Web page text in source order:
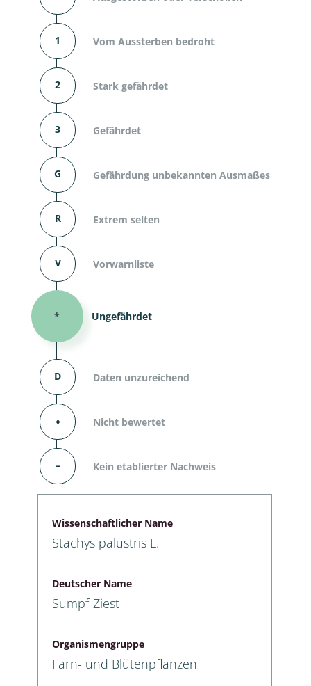
1 Vom Aussterben bedroht
2 Stark gefährdet
3 Gefährdet
G Gefährdung unbekannten Ausmaßes
R Extrem selten
V Vorwarnliste
* Ungefährdet
D Daten unzureichend
⬧ Nicht bewertet
– Kein etablierter Nachweis
Wissenschaftlicher Name
Stachys palustris L.
Deutscher Name
Sumpf-Ziest
Organismengruppe
Farn- und Blütenpflanzen